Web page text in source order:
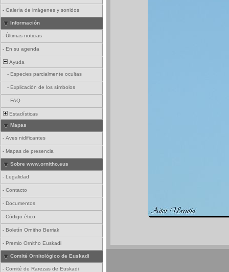
- Galería de imágenes y sonidos
Información
- Últimas noticias
- En su agenda
Ayuda
- Especies parcialmente ocultas
- Explicación de los símbolos
- FAQ
Estadísticas
Mapas
- Aves nidificantes
- Mapas de presencia
Sobre www.ornitho.eus
- Legalidad
- Contacto
- Documentos
- Código ético
- Boletín Ornitho Berriak
- Premio Ornitho Euskadi
Comité Ornitológico de Euskadi
- Comité de Rarezas de Euskadi